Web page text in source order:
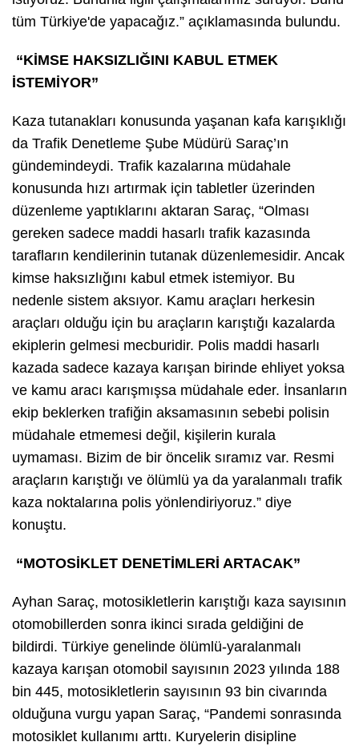
tüm Türkiye'de yapacağız.” açıklamasında bulundu.
“KİMSE HAKSIZLIĞINI KABUL ETMEK
İSTEMİYOR”
Kaza tutanakları konusunda yaşanan kafa karışıklığı
da Trafik Denetleme Şube Müdürü Saraç’ın
gündemindeydi. Trafik kazalarına müdahale
konusunda hızı artırmak için tabletler üzerinden
düzenleme yaptıklarını aktaran Saraç, “Olması
gereken sadece maddi hasarlı trafik kazasında
tarafların kendilerinin tutanak düzenlemesidir. Ancak
kimse haksızlığını kabul etmek istemiyor. Bu
nedenle sistem aksıyor. Kamu araçları herkesin
araçları olduğu için bu araçların karıştığı kazalarda
ekiplerin gelmesi mecburidir. Polis maddi hasarlı
kazada sadece kazaya karışan birinde ehliyet yoksa
ve kamu aracı karışmışsa müdahale eder. İnsanların
ekip beklerken trafiğin aksamasının sebebi polisin
müdahale etmemesi değil, kişilerin kurala
uymaması. Bizim de bir öncelik sıramız var. Resmi
araçların karıştığı ve ölümlü ya da yaralanmalı trafik
kaza noktalarına polis yönlendiriyoruz.” diye
konuştu.
“MOTOSİKLET DENETİMLERİ ARTACAK”
Ayhan Saraç, motosikletlerin karıştığı kaza sayısının
otomobillerden sonra ikinci sırada geldiğini de
bildirdi. Türkiye genelinde ölümlü-yaralanmalı
kazaya karışan otomobil sayısının 2023 yılında 188
bin 445, motosikletlerin sayısının 93 bin civarında
olduğuna vurgu yapan Saraç, “Pandemi sonrasında
motosiklet kullanımı arttı. Kuryelerin disipline